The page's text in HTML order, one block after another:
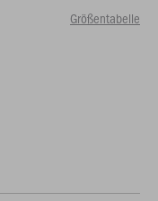
Größentabelle